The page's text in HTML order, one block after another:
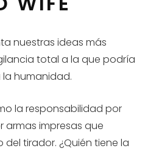
nuestras ideas más
total a la que podría
humanidad.
la responsabilidad por
armas impresas que
tirador. ¿Quién tiene la